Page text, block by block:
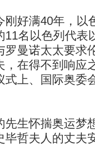
好满40年，以
11名以色列代表
罗曼诺太太要求
，在得不到响应
式上、国际奥委
生怀揣奥运梦
毕哲夫人的丈夫